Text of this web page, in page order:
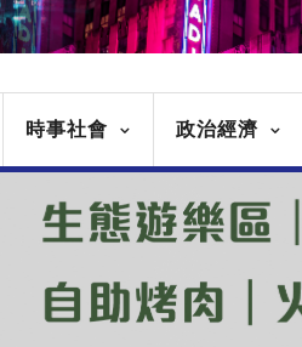
時事社會 政治經濟